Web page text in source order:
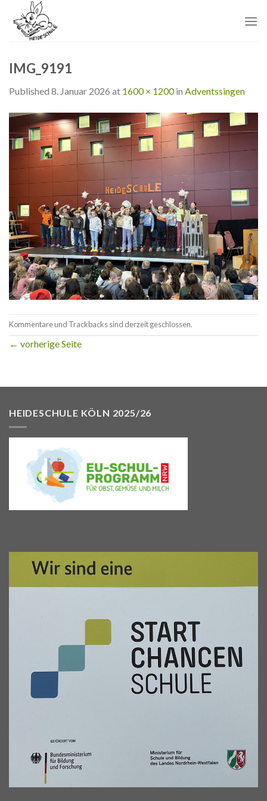
content
IMG_9191
Published 8. Januar 2026 at 1600 × 1200in Adventssingen
Kommentare und Trackbacks sind derzeit geschlossen.
← vorherige Seite
HEIDESCHULE KÖLN 2025/26